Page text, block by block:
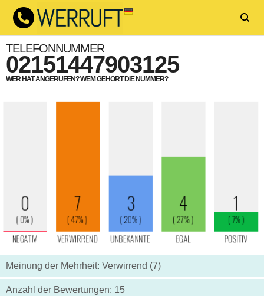
TELEFONNUMMER
02151447903125
WER HAT ANGERUFEN? WEM GEHÖRT DIE NUMMER?
Meinung der Mehrheit: Verwirrend (7)
Anzahl der Bewertungen: 15